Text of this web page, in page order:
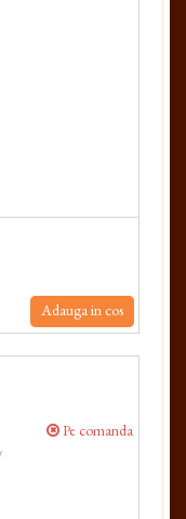
Adauga in cos
Pe comanda